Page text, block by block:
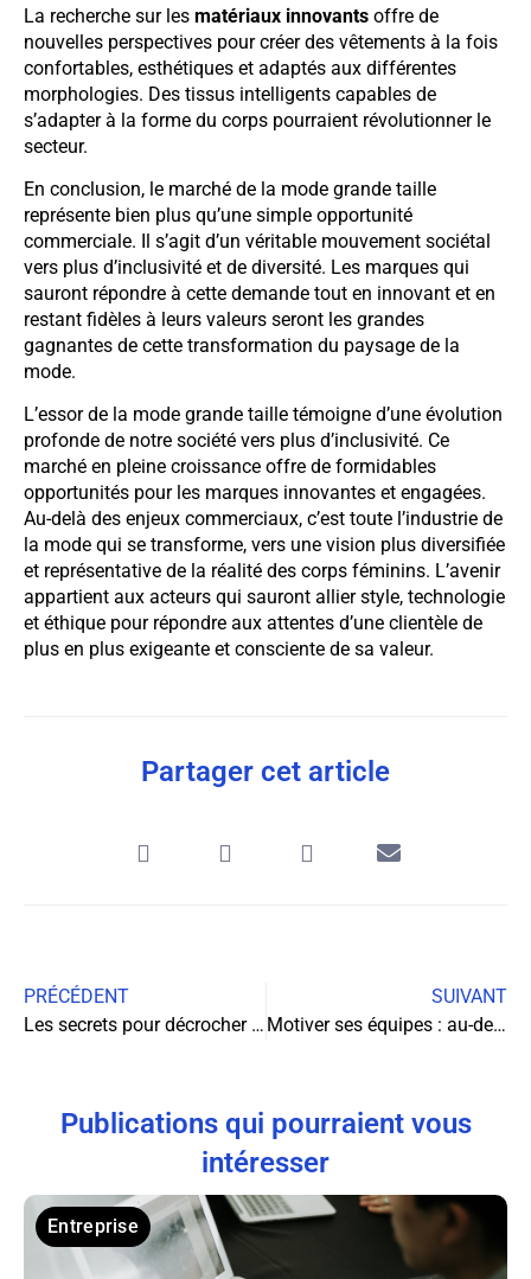
La recherche sur les matériaux innovants offre de
nouvelles perspectives pour créer des vêtements à la fois
confortables, esthétiques et adaptés aux différentes
morphologies. Des tissus intelligents capables de
s’adapter à la forme du corps pourraient révolutionner le
secteur.
En conclusion, le marché de la mode grande taille
représente bien plus qu’une simple opportunité
commerciale. Il s’agit d’un véritable mouvement sociétal
vers plus d’inclusivité et de diversité. Les marques qui
sauront répondre à cette demande tout en innovant et en
restant fidèles à leurs valeurs seront les grandes
gagnantes de cette transformation du paysage de la
mode.
L’essor de la mode grande taille témoigne d’une évolution
profonde de notre société vers plus d’inclusivité. Ce
marché en pleine croissance offre de formidables
opportunités pour les marques innovantes et engagées.
Au-delà des enjeux commerciaux, c’est toute l’industrie de
la mode qui se transforme, vers une vision plus diversifiée
et représentative de la réalité des corps féminins. L’avenir
appartient aux acteurs qui sauront allier style, technologie
et éthique pour répondre aux attentes d’une clientèle de
plus en plus exigeante et consciente de sa valeur.
Partager cet article
PRÉCÉDENT
Les secrets pour décrocher un emploi dans les métropoles françaises
SUIVANT
Motiver ses équipes : au-delà des primes classiques
Publications qui pourraient vous
intéresser
Entreprise